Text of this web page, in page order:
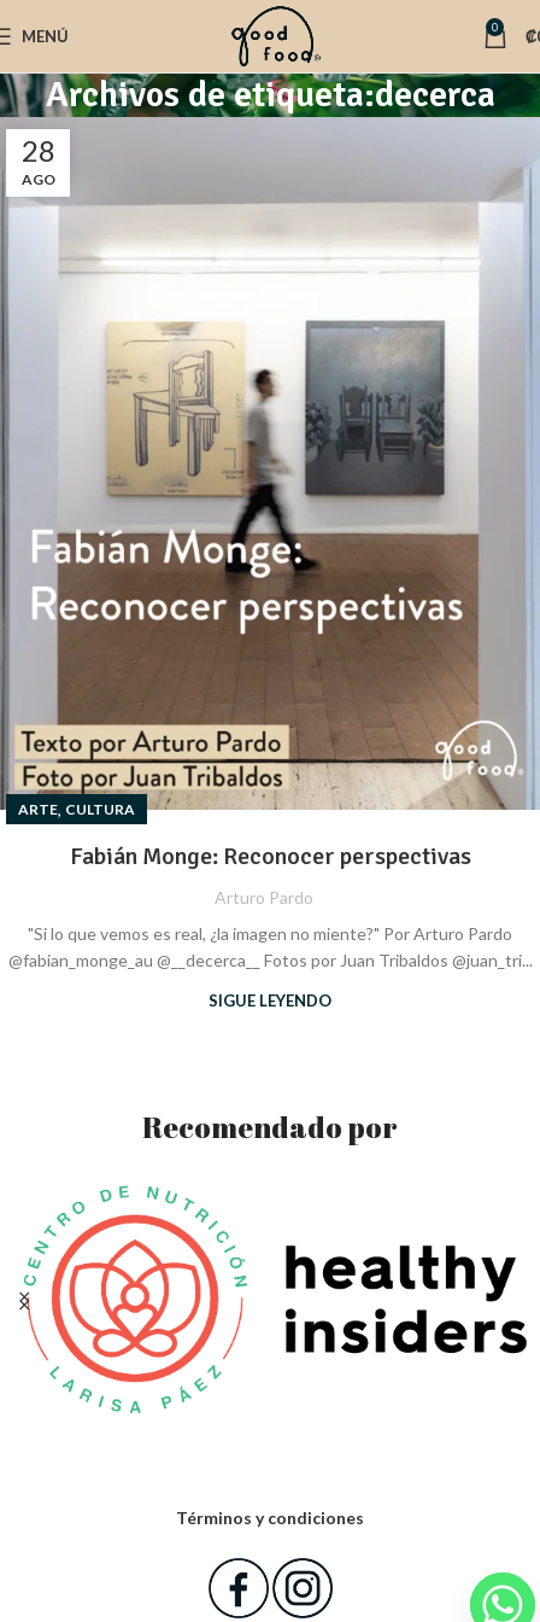
MENÚ 0 ₡
Archivos de etiqueta:decerca
28
AGO
ARTE, CULTURA
Fabián Monge: Reconocer perspectivas
Arturo Pardo
"Si lo que vemos es real, ¿la imagen no miente?" Por Arturo Pardo
@fabian_monge_au @__decerca__ Fotos por Juan Tribaldos @juan_tri...
SIGUE LEYENDO
Recomendado por
Términos y condiciones